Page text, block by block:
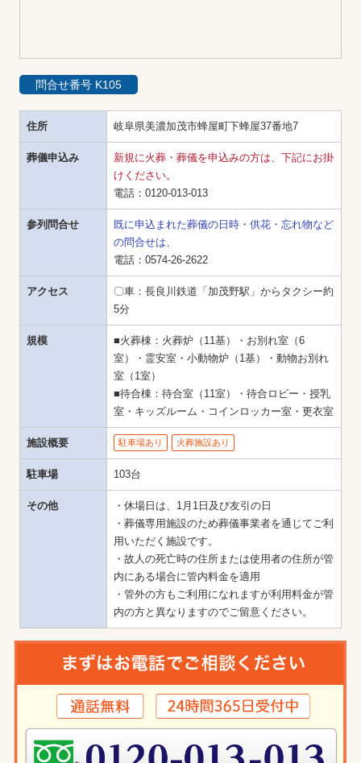
住所 岐阜県美濃加茂市蜂屋町下蜂屋37番地7
葬儀申込み
新規に火葬・葬儀を申込みの方は、下記にお掛
けください。
電話： 0120-013-013
参列問合せ
既に申込まれた葬儀の日時・供花・忘れ物など
の問合せは、
電話： 0574-26-2622
アクセス
〇車：長良川鉄道「加茂野駅」からタクシー約
5分
規模
■火葬棟：火葬炉（11基）・お別れ室（6
室）・霊安室・小動物炉（1基）・動物お別れ
室（1室）
■待合棟：待合室（11室）・待合ロビー・授乳
室・キッズルーム・コインロッカー室・更衣室
施設概要 駐車場あり 火葬施設あり
駐車場 103台
その他
・休場日は、1月1日及び友引の日
・葬儀専用施設のため葬儀事業者を通じてご利
用いただく施設です。
・故人の死亡時の住所または使用者の住所が管
内にある場合に管内料金を適用
・管外の方もご利用になれますが利用料金が管
内の方と異なりますのでご留意ください。
問合せ番号 K105